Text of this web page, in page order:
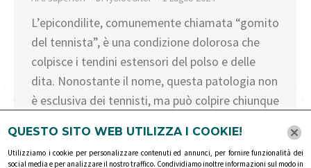
L’epicondilite, comunemente chiamata “gomito
del tennista”, è una condizione dolorosa che
colpisce i tendini estensori del polso e delle
dita. Nonostante il nome, questa patologia non
è esclusiva dei tennisti, ma può colpire chiunque
ripetitivi dell’avambraccio e del polso. Come si
manifesta l’epicondilite Il sintomo principale
QUESTO SITO WEB UTILIZZA I COOKIE!
Utilizziamo i cookie per personalizzare contenuti ed annunci, per fornire funzionalità dei
social media e per analizzare il nostro traffico. Condividiamo inoltre informazioni sul modo in